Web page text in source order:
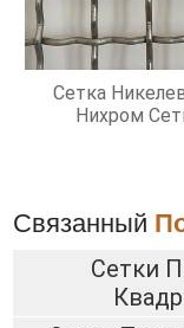
Сетка
Нихром
Связанный
Сетки